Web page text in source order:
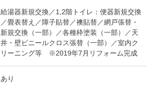
給湯器新規交換／1,2階トイレ：便器新規交換
／畳表替え／障子貼替／襖貼替／網戸張替・
新規交換（一部）／各種枠塗装（一部）／天
井・壁ビニールクロス張替（一部）／室内ク
リーニング等 ※2019年7月リフォーム完成
あり